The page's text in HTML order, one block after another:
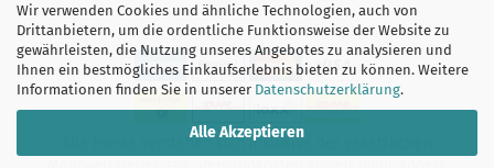
Wir verwenden Cookies und ähnliche Technologien, auch von
Drittanbietern, um die ordentliche Funktionsweise der Website zu
gewährleisten, die Nutzung unseres Angebotes zu analysieren und
Ihnen ein bestmögliches Einkaufserlebnis bieten zu können. Weitere
Informationen finden Sie in unserer Datenschutzerklärung.
Alle Akzeptieren
Alle Preise verstehen sich inklusive der gesetzlichen